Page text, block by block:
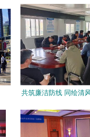
共筑廉洁防线 同绘